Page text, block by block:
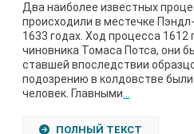
Два наиболее известных
происходили в местечке
1633 годах. Ход процесса 1612
чиновника Томаса Потса, они
ставшей впоследствии
подозрению в колдовстве
человек. Главными
ПОЛНЫЙ ТЕКСТ